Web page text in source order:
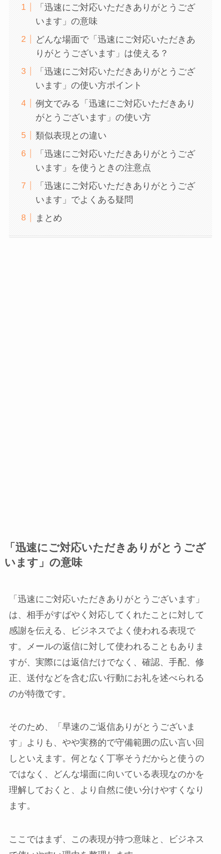
「迅速にご対応いただきありがとうござ
います」の意味
どんな場面で「迅速にご対応いただきあ
りがとうございます」は使える？
「迅速にご対応いただきありがとうござ
います」の使い方ポイント
例文でみる「迅速にご対応いただきあり
がとうございます」の使い方
類似表現との違い
「迅速にご対応いただきありがとうござ
います」を使うときの注意点
「迅速にご対応いただきありがとうござ
います」でよくある疑問
まとめ
「迅速にご対応いただきありがとうござ
います」の意味
「迅速にご対応いただきありがとうございます」
は、相手がすばやく対応してくれたことに対して
感謝を伝える、ビジネスでよく使われる表現で
す。メールの返信に対して使われることもありま
すが、実際には返信だけでなく、確認、手配、修
正、送付などを含む広い行動にお礼を述べられる
のが特徴です。
そのため、「早速のご返信ありがとうございま
す」よりも、やや実務的で守備範囲の広い言い回
しといえます。何となく丁寧そうだからと使うの
ではなく、どんな場面に向いている表現なのかを
理解しておくと、より自然に使い分けやすくなり
ます。
ここではまず、この表現が持つ意味と、ビジネス